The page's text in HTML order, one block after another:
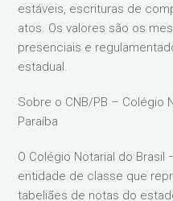
estáveis, escrituras de
atos. Os valores são os
presenciais e
estadual.
Sobre o CNB/PB – Colégio
Paraíba
O Colégio Notarial do Brasil
entidade de classe que
tabeliães de notas do